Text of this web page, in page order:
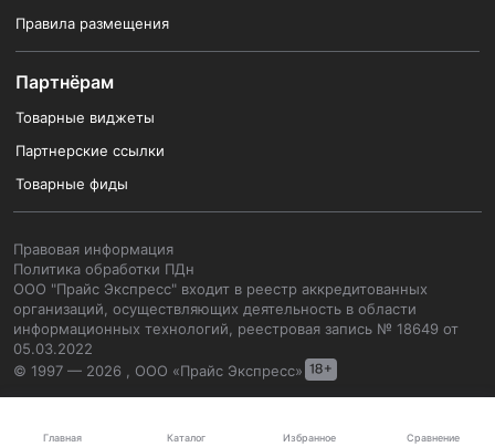
Главная Каталог Избранное Сравнение
Правила размещения
Партнёрам
Товарные виджеты
Партнерские ссылки
Товарные фиды
Правовая информация
Политика обработки ПДн
ООО "Прайс Экспресс" входит в реестр аккредитованных
организаций, осуществляющих деятельность в области
информационных технологий, реестровая запись № 18649 от
05.03.2022
© 1997 — 2026 , ООО «Прайс Экспресс»